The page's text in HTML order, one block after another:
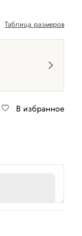
Таблица размеров
В избранное